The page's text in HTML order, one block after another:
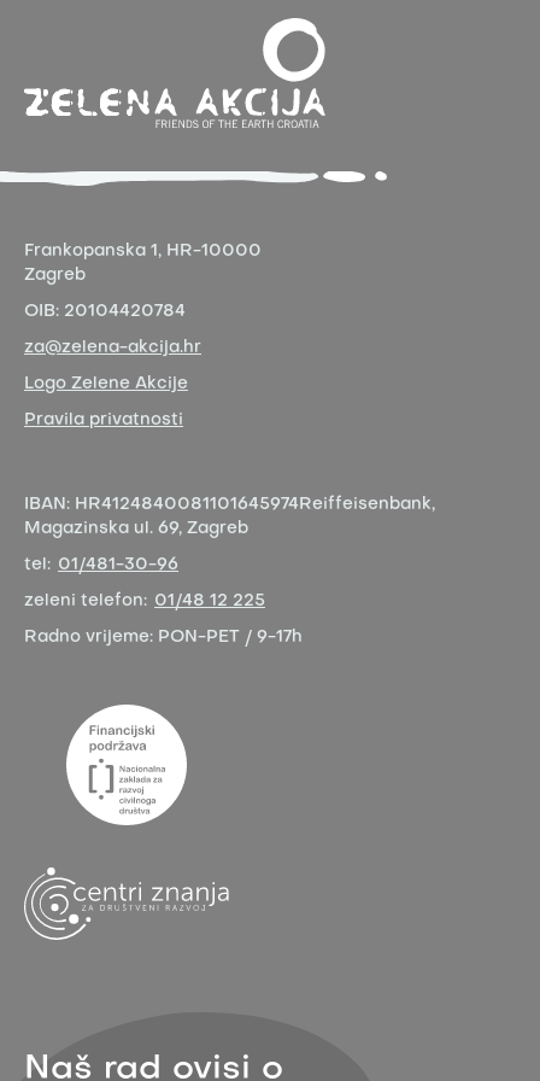
Frankopanska 1, HR-10000
Zagreb
OIB: 20104420784
za@zelena-akcija.hr
Logo Zelene Akcije
Pravila privatnosti
IBAN: HR4124840081101645974 Reiffeisenbank,
Magazinska ul. 69, Zagreb
tel: 01/481-30-96
zeleni telefon: 01/48 12 225
Radno vrijeme: PON-PET / 9-17h
Naš rad ovisi o